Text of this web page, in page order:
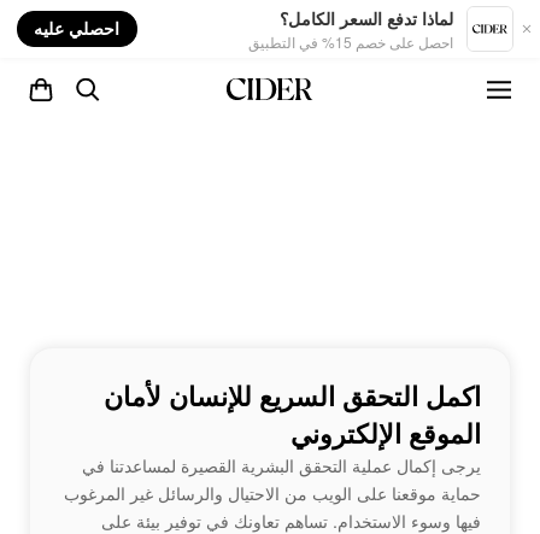
لماذا تدفع السعر الكامل؟
احصل على خصم 15% في التطبيق
احصلي عليه
اكمل التحقق السريع للإنسان لأمان
الموقع الإلكتروني
يرجى إكمال عملية التحقق البشرية القصيرة لمساعدتنا في
حماية موقعنا على الويب من الاحتيال والرسائل غير المرغوب
فيها وسوء الاستخدام. تساهم تعاونك في توفير بيئة على